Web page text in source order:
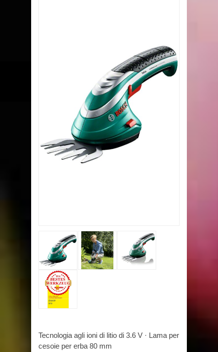
Tecnologia agli ioni di litio di 3.6 V · Lama per
cesoie per erba 80 mm